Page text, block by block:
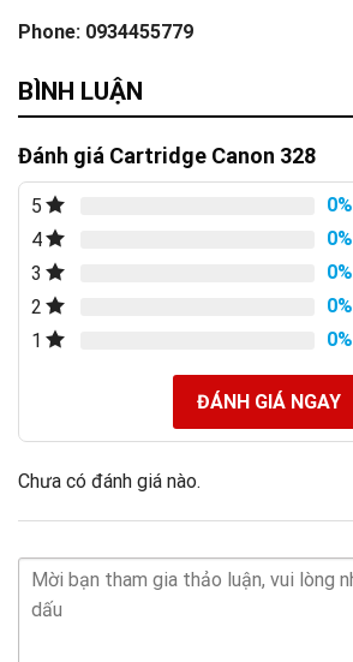
Phone: 0934455779
BÌNH LUẬN
Đánh giá Cartridge Canon 328
5 0%
4
0%
3
0%
2
0%
1
0%
ĐÁNH GIÁ NGAY
Chưa có đánh giá nào.